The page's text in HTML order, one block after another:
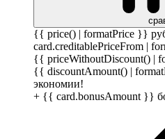
{{ price() | formatPrice }}
card.creditablePriceFrom |
{{ priceWithoutDiscount() |
{{ discountAmount() |
экономии!
+ {{ card.bonusAmount }}